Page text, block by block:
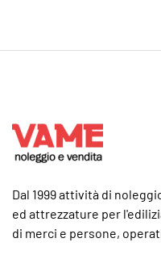
Dal 1999 attività di
ed attrezzature per
di merci e persone,